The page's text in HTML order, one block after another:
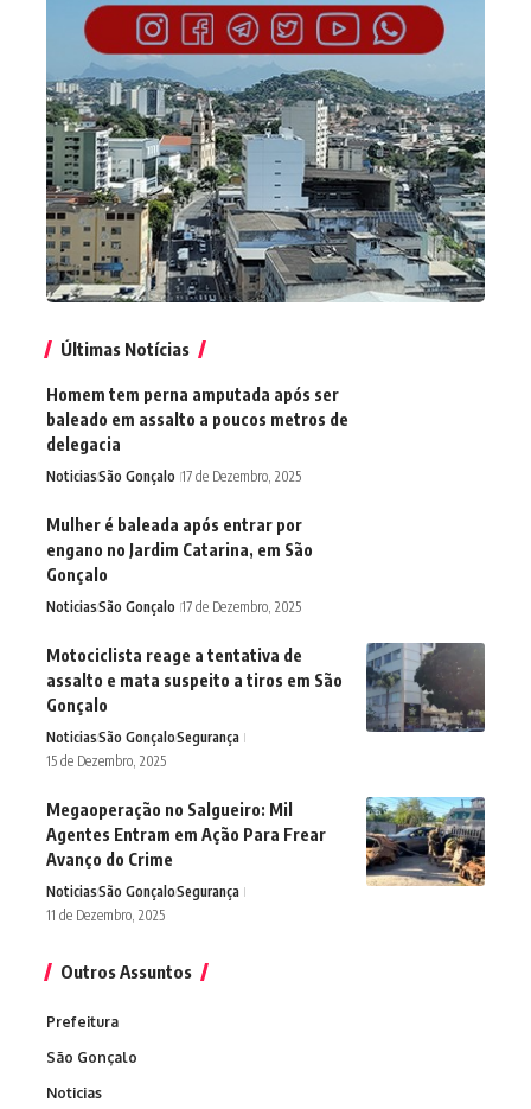
Últimas Notícias
Homem tem perna amputada após ser
baleado em assalto a poucos metros de
delegacia
NoticiasSão Gonçalo 17 de Dezembro, 2025
Mulher é baleada após entrar por
engano no Jardim Catarina, em São
Gonçalo
NoticiasSão Gonçalo 17 de Dezembro, 2025
Motociclista reage a tentativa de
assalto e mata suspeito a tiros em São
Gonçalo
NoticiasSão GonçaloSegurança
15 de Dezembro, 2025
Megaoperação no Salgueiro: Mil
Agentes Entram em Ação Para Frear
Avanço do Crime
NoticiasSão GonçaloSegurança
11 de Dezembro, 2025
Outros Assuntos
Prefeitura
São Gonçalo
Noticias